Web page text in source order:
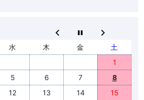
水 木 金
土
1
5 6 7
8
12 13 14 15